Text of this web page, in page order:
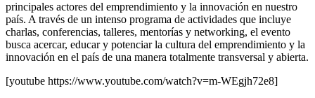
principales actores del emprendimiento y la innovación en nuestro
país. A través de un intenso programa de actividades que incluye
charlas, conferencias, talleres, mentorías y networking, el evento
busca acercar, educar y potenciar la cultura del emprendimiento y la
innovación en el país de una manera totalmente transversal y abierta.
[youtube https://www.youtube.com/watch?v=m-WEgjh72e8]